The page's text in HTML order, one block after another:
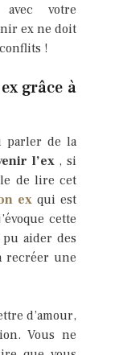
votre
ex ne doit
!
grâce à
parler de la
l’ex , si
de lire cet
ex qui est
cette
pu aider des
recréer une
d’amour,
Vous ne